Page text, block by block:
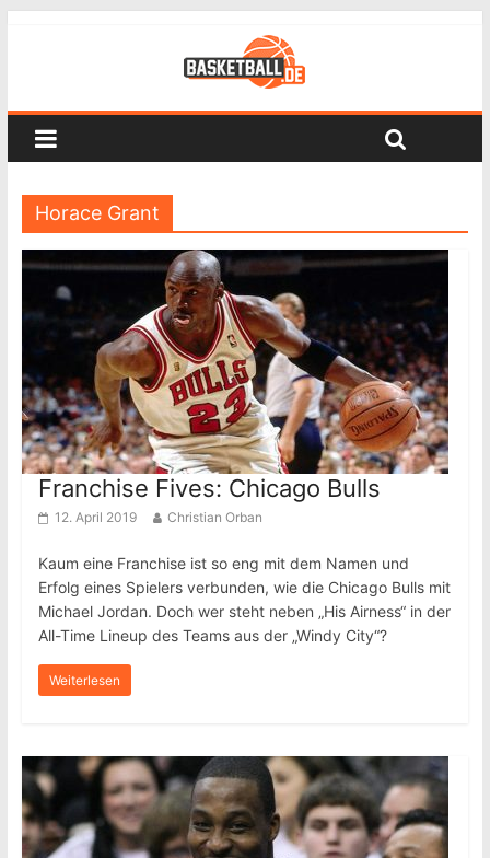
Horace Grant
Franchise Fives: Chicago Bulls
12. April 2019 Christian Orban
Kaum eine Franchise ist so eng mit dem Namen und
Erfolg eines Spielers verbunden, wie die Chicago Bulls mit
Michael Jordan. Doch wer steht neben „His Airness“ in der
All-Time Lineup des Teams aus der „Windy City“?
Weiterlesen